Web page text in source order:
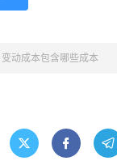
变动成本包含哪些成本
  